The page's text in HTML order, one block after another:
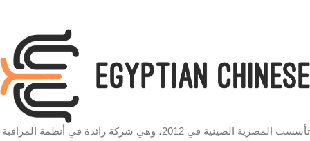
التوصيل سلكي
BlueTrack Wired Mouse
نوع
الكابل
تأسست المصرية الصينية في 2012، وهي شركة رائدة في أنظمة المراقبة